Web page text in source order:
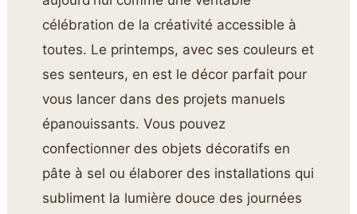
célébration de la créativité accessible à
toutes. Le printemps, avec ses couleurs et
ses senteurs, en est le décor parfait pour
vous lancer dans des projets manuels
épanouissants. Vous pouvez
confectionner des objets décoratifs en
pâte à sel ou élaborer des installations qui
subliment la lumière douce des journées